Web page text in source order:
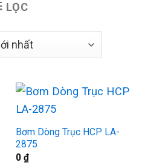
LỌC
Bơm Dòng Trục HCP LA-
2875
0 ₫